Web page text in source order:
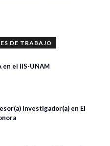
DE TRABAJO
en el IIS-UNAM
Investigador(a) en El